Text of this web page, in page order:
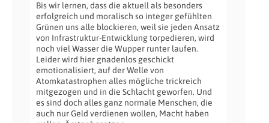
Bis wir lernen, dass die aktuell als besonders
erfolgreich und moralisch so integer gefühlten
Grünen uns alle blockieren, weil sie jeden Ansatz
von Infrastruktur-Entwicklung torpedieren, wird
noch viel Wasser die Wupper runter laufen.
Leider wird hier gnadenlos geschickt
emotionalisiert, auf der Welle von
Atomkatastrophen alles mögliche trickreich
mitgezogen und in die Schlacht geworfen. Und
es sind doch alles ganz normale Menschen, die
auch nur Geld verdienen wollen, Macht haben